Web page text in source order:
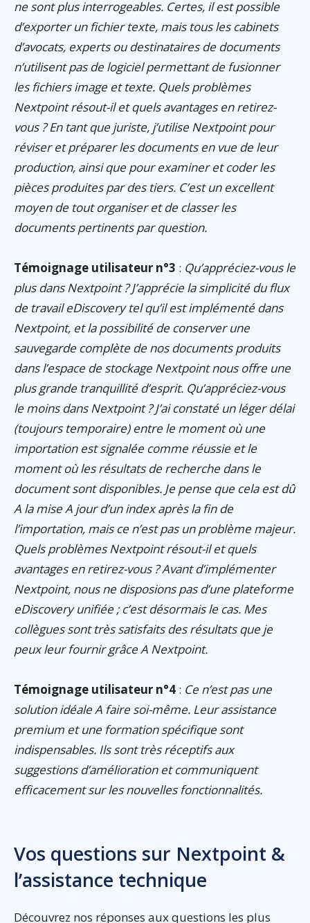
ne sont plus interrogeables. Certes, il est possible
d’exporter un fichier texte, mais tous les cabinets
d’avocats, experts ou destinataires de documents
n’utilisent pas de logiciel permettant de fusionner
les fichiers image et texte. Quels problèmes
Nextpoint résout-il et quels avantages en retirez-
vous ? En tant que juriste, j’utilise Nextpoint pour
réviser et préparer les documents en vue de leur
production, ainsi que pour examiner et coder les
pièces produites par des tiers. C’est un excellent
moyen de tout organiser et de classer les
documents pertinents par question.
Témoignage utilisateur n°3 : Qu’appréciez-vous le
plus dans Nextpoint ? J’apprécie la simplicité du flux
de travail eDiscovery tel qu’il est implémenté dans
Nextpoint, et la possibilité de conserver une
sauvegarde complète de nos documents produits
dans l’espace de stockage Nextpoint nous offre une
plus grande tranquillité d’esprit. Qu’appréciez-vous
le moins dans Nextpoint ? J’ai constaté un léger délai
(toujours temporaire) entre le moment où une
importation est signalée comme réussie et le
moment où les résultats de recherche dans le
document sont disponibles. Je pense que cela est dû
A la mise A jour d’un index après la fin de
l’importation, mais ce n’est pas un problème majeur.
Quels problèmes Nextpoint résout-il et quels
avantages en retirez-vous ? Avant d’implémenter
Nextpoint, nous ne disposions pas d’une plateforme
eDiscovery unifiée ; c’est désormais le cas. Mes
collègues sont très satisfaits des résultats que je
peux leur fournir grâce A Nextpoint.
Témoignage utilisateur n°4 : Ce n’est pas une
solution idéale A faire soi-même. Leur assistance
premium et une formation spécifique sont
indispensables. Ils sont très réceptifs aux
suggestions d’amélioration et communiquent
efficacement sur les nouvelles fonctionnalités.
Vos questions sur Nextpoint &
l’assistance technique
Découvrez nos réponses aux questions les plus